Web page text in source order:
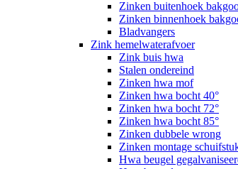
Zinken buitenhoek
Zinken binnenhoek
Bladvangers
Zink hemelwaterafvoer
Zink buis hwa
Stalen ondereind
Zinken hwa mof
Zinken hwa bocht 40°
Zinken hwa bocht 72°
Zinken hwa bocht 85°
Zinken dubbele wrong
Zinken montage
Hwa beugel